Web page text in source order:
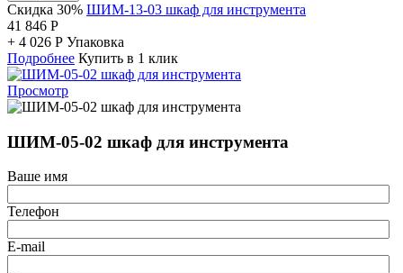
Скидка 30% ШИМ-13-03 шкаф для инструмента
41 846 Р
+ 4 026 Р Упаковка
Подробнее Купить в 1 клик
Просмотр
ШИМ-05-02 шкаф для инструмента
Ваше имя
Телефон
E-mail